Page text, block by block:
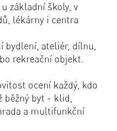
základní školy, v
lékárny i centra
bydlení, ateliér, dílnu,
rekreační objekt.
ocení každý, kdo
běžný byt - klid,
a multifunkční